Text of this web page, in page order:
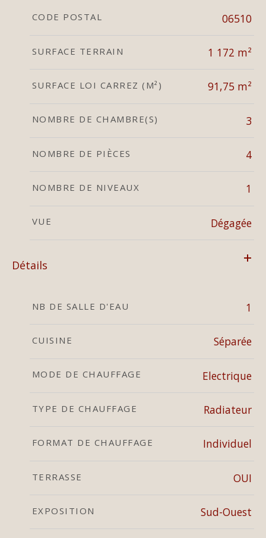
CODE POSTAL 06510
SURFACE TERRAIN 1 172 m²
SURFACE LOI CARREZ (M²) 91,75 m²
NOMBRE DE CHAMBRE(S) 3
NOMBRE DE PIÈCES 4
NOMBRE DE NIVEAUX 1
VUE Dégagée
Détails
NB DE SALLE D'EAU 1
CUISINE Séparée
MODE DE CHAUFFAGE Electrique
TYPE DE CHAUFFAGE Radiateur
FORMAT DE CHAUFFAGE Individuel
TERRASSE OUI
EXPOSITION Sud-Ouest